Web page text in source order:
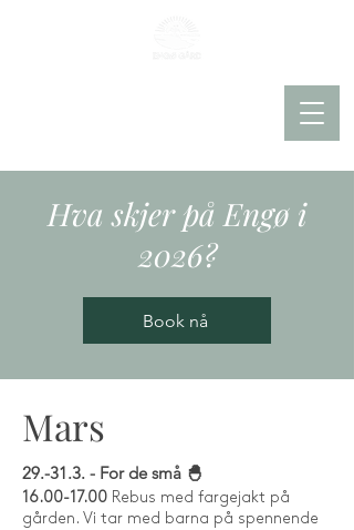
Hva skjer på Engø i
2026?
Book nå
Mars
29.-31.3. - For de små 🐣
16.00-17.00 Rebus med fargejakt på
gården. Vi tar med barna på spennende